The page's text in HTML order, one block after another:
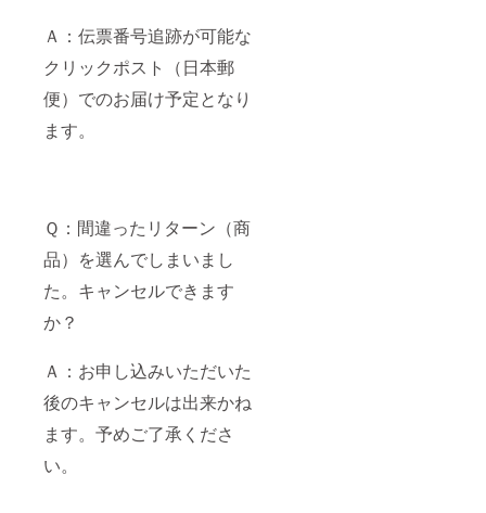
Ａ：伝票番号追跡が可能な
クリックポスト（日本郵
便）でのお届け予定となり
ます。
Ｑ：間違ったリターン（商
品）を選んでしまいまし
た。キャンセルできます
か？
Ａ：お申し込みいただいた
後のキャンセルは出来かね
ます。予めご了承くださ
い。